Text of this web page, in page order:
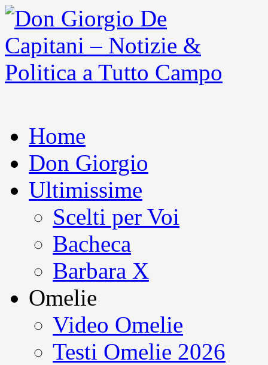
Home
Don Giorgio
Ultimissime
Scelti per Voi
Bacheca
Barbara X
Omelie
Video Omelie
Testi Omelie 2026